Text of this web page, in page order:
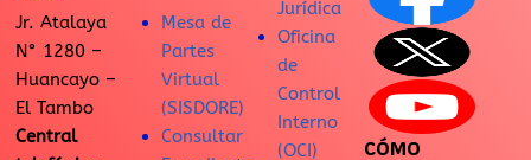
Jr. Atalaya
N° 1280 –
Huancayo –
El Tambo
Central
Mesa de
Partes
Virtual
(SISDORE)
Consultar
Jurídica
Oficina
de
Control
Interno
(OCI)
CÓMO